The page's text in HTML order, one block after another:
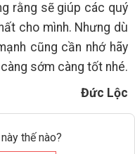
rằng sẽ giúp các quý
cho mình. Nhưng dù
cũng cần nhớ hãy
sớm càng tốt nhé.
Đức Lộc
thế nào?